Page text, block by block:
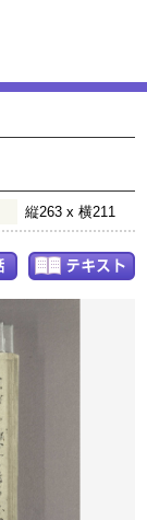
縦263 x 横211